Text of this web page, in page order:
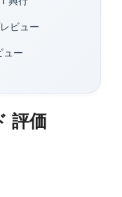
ビュー
ュー
評価